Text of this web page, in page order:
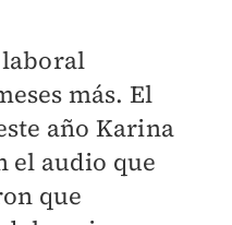
más. El
año Karina
el audio que
que